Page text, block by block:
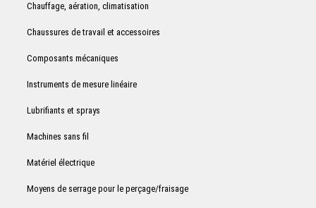
Chauffage, aération, climatisation
Chaussures de travail et accessoires
Composants mécaniques
Instruments de mesure linéaire
Lubrifiants et sprays
Machines sans fil
Matériel électrique
Moyens de serrage pour le perçage/fraisage